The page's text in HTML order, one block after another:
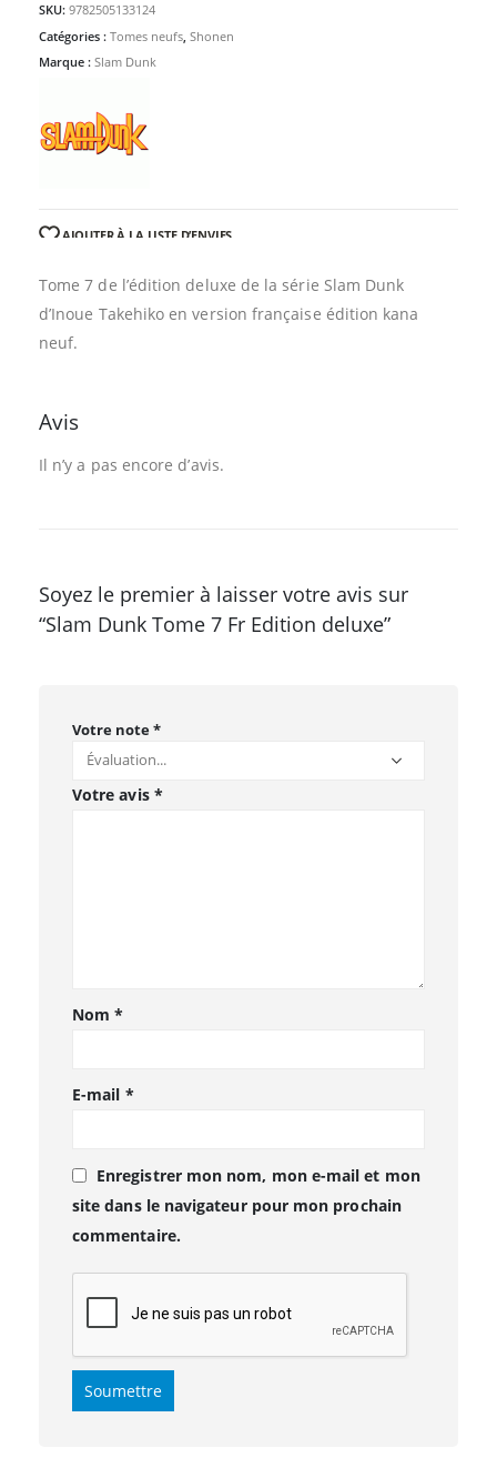
SKU: 9782505133124
Catégories : Tomes neufs Shonen
Marque : Slam Dunk
AJOUTER À LA LISTE D’ENVIES
Tome 7 de l’édition deluxe de la série Slam Dunk
d’Inoue Takehiko en version française édition kana
neuf.
Avis
Il n’y a pas encore d’avis.
Soyez le premier à laisser votre avis sur
“Slam Dunk Tome 7 Fr Edition deluxe”
Votre note*
Votre avis *
Nom*
E-mail *
Enregistrer mon nom, mon e-mail et mon
site dans le navigateur pour mon prochain
commentaire.